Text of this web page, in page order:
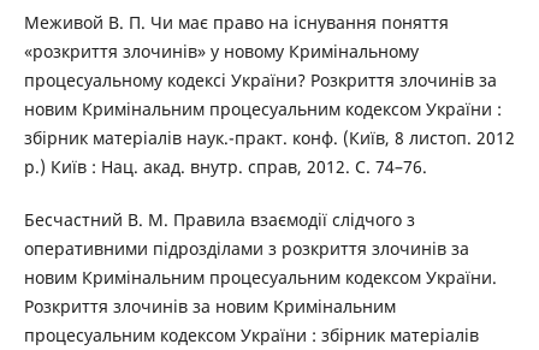
Меживой В. П. Чи має право на існування поняття
«розкриття злочинів» у новому Кримінальному
процесуальному кодексі України? Розкриття злочинів за
новим Кримінальним процесуальним кодексом України :
збірник матеріалів наук.-практ. конф. (Київ, 8 листоп. 2012
р.) Київ : Нац. акад. внутр. справ, 2012. С. 74–76.
Бесчастний В. М. Правила взаємодії слідчого з
оперативними підрозділами з розкриття злочинів за
новим Кримінальним процесуальним кодексом України.
Розкриття злочинів за новим Кримінальним
процесуальним кодексом України : збірник матеріалів